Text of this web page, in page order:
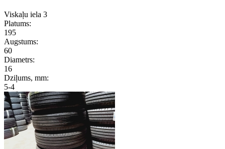
Viskaļu iela 3
Platums:
195
Augstums:
60
Diametrs:
16
Dziļums, mm:
5-4